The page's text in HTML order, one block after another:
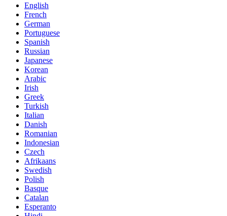
English
French
German
Portuguese
Spanish
Russian
Japanese
Korean
Arabic
Irish
Greek
Turkish
Italian
Danish
Romanian
Indonesian
Czech
Afrikaans
Swedish
Polish
Basque
Catalan
Esperanto